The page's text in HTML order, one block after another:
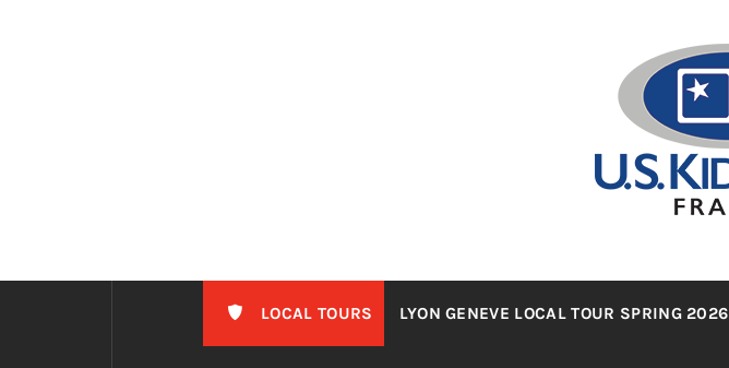
LOCAL TOURS LYON GENEVE LOCAL TOUR SPRING 2026